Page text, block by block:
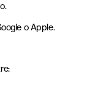
o Apple.